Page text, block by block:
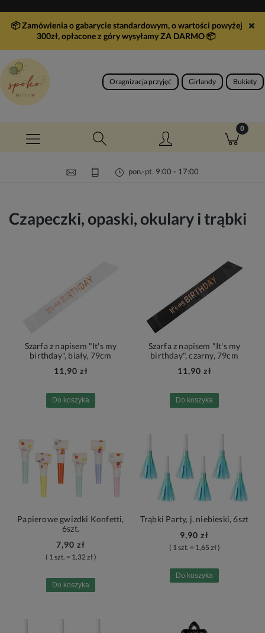
📦 Zamówienia o gabarycie standardowym, o wartości powyżej
300zł, opłacone z góry wysyłamy ZA DARMO📦
Oragnizacja przyjęć Girlandy Bukiety
pon.-pt. 9:00 - 17:00
Czapeczki, opaski, okulary i trąbki
Szarfa z napisem "It's my
birthday", biały, 79cm
11,90 zł
Do koszyka
Szarfa z napisem "It's my
birthday", czarny, 79cm
11,90 zł
Do koszyka
Papierowe gwizdki Konfetti,
6szt.
7,90 zł
( 1 szt. = 1,32 zł )
Do koszyka
Trąbki Party, j. niebieski, 6szt
9,90 zł
( 1 szt. = 1,65 zł )
Do koszyka